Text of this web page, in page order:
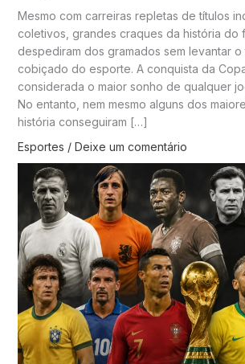
Mesmo com carreiras repletas de títulos
coletivos, grandes craques da história do
despediram dos gramados sem levantar o
cobiçado do esporte. A conquista da
considerada o maior sonho de qualquer
No entanto, nem mesmo alguns dos
história conseguiram […]
Esportes / Deixe um comentário